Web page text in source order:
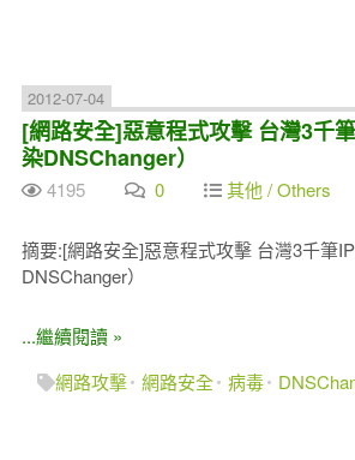
2012-07-04
[網路安全]惡意程式攻擊 台灣3千
染DNSChanger）
4195 0 其他 / Others
摘要:[網路安全]惡意程式攻擊 台灣3千筆
DNSChanger）
...繼續閱讀 »
網路攻擊 網路安全 病毒